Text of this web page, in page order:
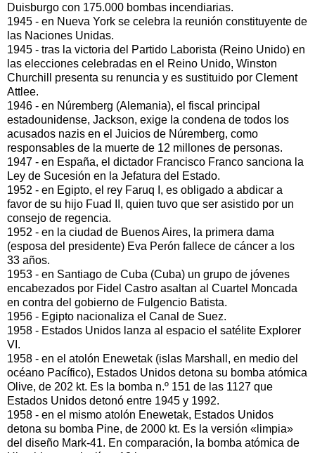
Duisburgo con 175.000 bombas incendiarias.
1945 - en Nueva York se celebra la reunión constituyente de
las Naciones Unidas.
1945 - tras la victoria del Partido Laborista (Reino Unido) en
las elecciones celebradas en el Reino Unido, Winston
Churchill presenta su renuncia y es sustituido por Clement
Attlee.
1946 - en Núremberg (Alemania), el fiscal principal
estadounidense, Jackson, exige la condena de todos los
acusados nazis en el Juicios de Núremberg, como
responsables de la muerte de 12 millones de personas.
1947 - en España, el dictador Francisco Franco sanciona la
Ley de Sucesión en la Jefatura del Estado.
1952 - en Egipto, el rey Faruq I, es obligado a abdicar a
favor de su hijo Fuad II, quien tuvo que ser asistido por un
consejo de regencia.
1952 - en la ciudad de Buenos Aires, la primera dama
(esposa del presidente) Eva Perón fallece de cáncer a los
33 años.
1953 - en Santiago de Cuba (Cuba) un grupo de jóvenes
encabezados por Fidel Castro asaltan al Cuartel Moncada
en contra del gobierno de Fulgencio Batista.
1956 - Egipto nacionaliza el Canal de Suez.
1958 - Estados Unidos lanza al espacio el satélite Explorer
VI.
1958 - en el atolón Enewetak (islas Marshall, en medio del
océano Pacífico), Estados Unidos detona su bomba atómica
Olive, de 202 kt. Es la bomba n.º 151 de las 1127 que
Estados Unidos detonó entre 1945 y 1992.
1958 - en el mismo atolón Enewetak, Estados Unidos
detona su bomba Pine, de 2000 kt. Es la versión «limpia»
del diseño Mark-41. En comparación, la bomba atómica de